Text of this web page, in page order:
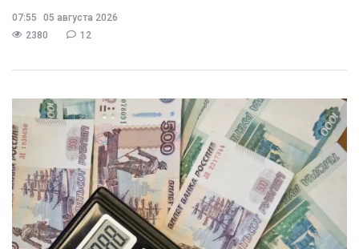
07:55
05 августа 2026
2380
12